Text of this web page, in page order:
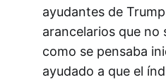
ayudantes de
arancelarios que no
como se pensaba
ayudado a que el